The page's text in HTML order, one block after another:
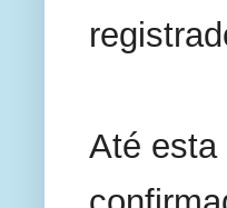
Até esta